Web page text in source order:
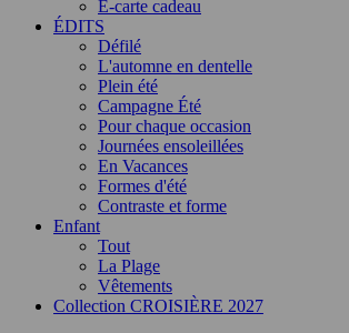
E-carte cadeau
ÉDITS
Défilé
L'automne en dentelle
Plein été
Campagne Été
Pour chaque occasion
Journées ensoleillées
En Vacances
Formes d'été
Contraste et forme
Enfant
Tout
La Plage
Vêtements
Collection CROISIÈRE 2027